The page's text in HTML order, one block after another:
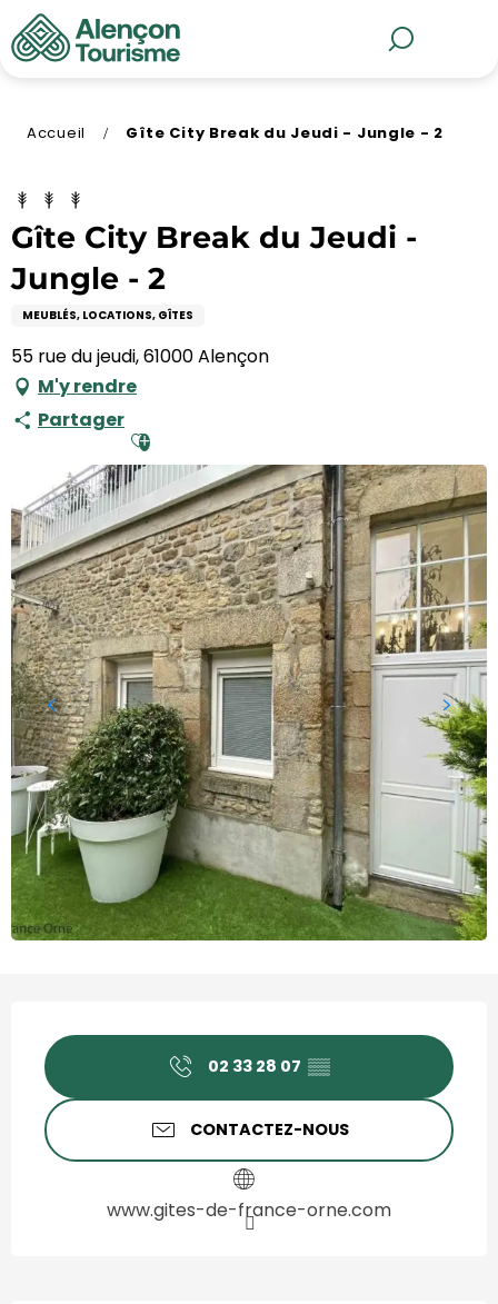
Aller
au
contenu
Accueil Gîte City Break du Jeudi - Jungle - 2
Gîte City Break du Jeudi -
Jungle - 2
MEUBLÉS, LOCATIONS, GÎTES
55 rue du jeudi, 61000 Alençon
M'y rendre
Partager Ajouter aux favoris
Ouverture et coordonnées
02 33 28 07 ▒▒
CONTACTEZ-NOUS
www.gites-de-france-orne.com